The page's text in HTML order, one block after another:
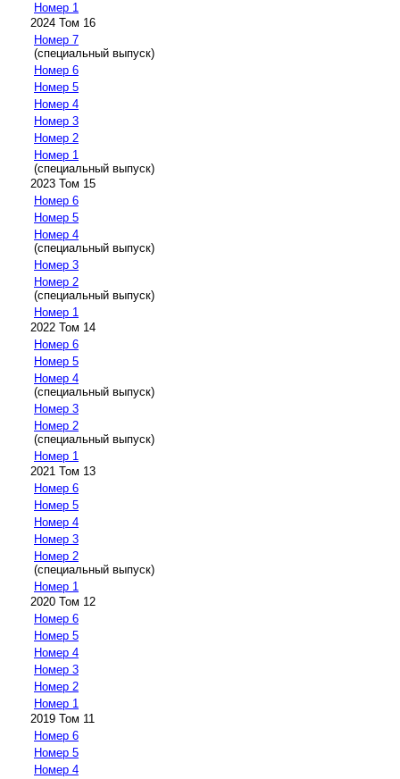
Номер 1
2024 Том 16
Номер 7
(специальный выпуск)
Номер 6
Номер 5
Номер 4
Номер 3
Номер 2
Номер 1
(специальный выпуск)
2023 Том 15
Номер 6
Номер 5
Номер 4
(специальный выпуск)
Номер 3
Номер 2
(специальный выпуск)
Номер 1
2022 Том 14
Номер 6
Номер 5
Номер 4
(специальный выпуск)
Номер 3
Номер 2
(специальный выпуск)
Номер 1
2021 Том 13
Номер 6
Номер 5
Номер 4
Номер 3
Номер 2
(специальный выпуск)
Номер 1
2020 Том 12
Номер 6
Номер 5
Номер 4
Номер 3
Номер 2
Номер 1
2019 Том 11
Номер 6
Номер 5
Номер 4